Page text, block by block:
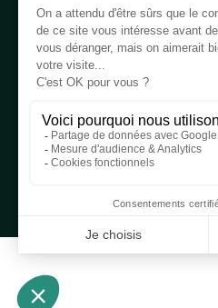
Notre boutique,
table de pique-nique et de
principalement adressée
entreprises privées et
associations.
Infos et contact au 04 86